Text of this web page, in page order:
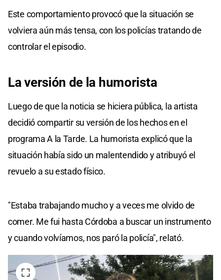
of
seconds
Este comportamiento provocó que la situación se
volviera aún más tensa, con los policías tratando de
controlar el episodio.
La versión de la humorista
Luego de que la noticia se hiciera pública, la artista
decidió compartir su versión de los hechos en el
programa A la Tarde. La humorista explicó que la
situación había sido un malentendido y atribuyó el
revuelo a su estado físico.
"Estaba trabajando mucho y a veces me olvido de
comer. Me fui hasta Córdoba a buscar un instrumento
y cuando volvíamos, nos paró la policía", relató.